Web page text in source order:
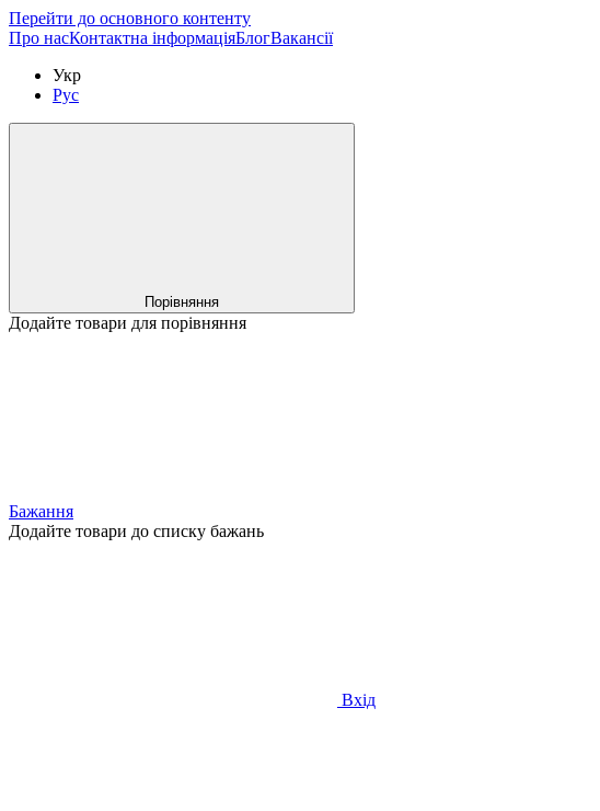
Перейти до основного контенту
Про насКонтактна інформаціяБлогВакансії
Укр
Рус
Порівняння
Додайте товари для порівняння
Бажання
Додайте товари до списку бажань
Вхід